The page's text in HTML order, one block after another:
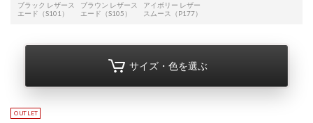
ブラック レザース
エード（S101）
ブラウン レザース
エード（S105）
アイボリー レザー
スムース（P177）
サイズ・色を選ぶ